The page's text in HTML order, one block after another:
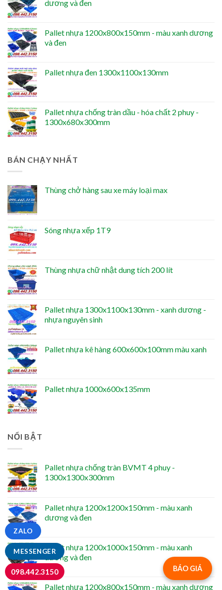
dương và đen
Pallet nhựa 1200x800x150mm - màu xanh dương
và đen
Pallet nhựa đen 1300x1100x130mm
Pallet nhựa chống tràn dầu - hóa chất 2 phuy -
1300x680x300mm
BÁN CHẠY NHẤT
Thùng chở hàng sau xe máy loại max
Sóng nhựa xếp 1T9
Thùng nhựa chữ nhật dung tích 200 lít
Pallet nhựa 1300x1100x130mm - xanh dương -
nhựa nguyên sinh
Pallet nhựa kê hàng 600x600x100mm màu xanh
Pallet nhựa 1000x600x135mm
NỔI BẬT
Pallet nhựa chống tràn BVMT 4 phuy -
1300x1300x300mm
Pallet nhựa 1200x1200x150mm - màu xanh
dương và đen
Pallet nhựa 1200x1000x150mm - màu xanh
dương và đen
Pallet nhựa 1200x800x150mm - màu xanh dương
BÁO GIÁ
MESSENGER
ZALO
098.442.3150